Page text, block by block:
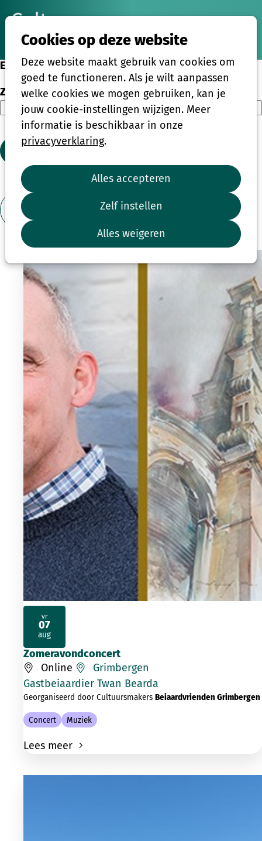
Cookies op deze website
Deze website maakt gebruik van cookies om
goed te functioneren. Als je wilt aanpassen
welke cookies we mogen gebruiken, kan je
jouw cookie-instellingen wijzigen. Meer
informatie is beschikbaar in onze
privacyverklaring.
Alles accepteren
Zelf instellen
Alles weigeren
Eenmalige activiteiten
Zoeken
Zoeken
2 3 4 ...
Zomeravondconcert
Online
Grimbergen
Gastbeiaardier Twan Bearda
Georganiseerd door Cultuursmakers Beiaardvrienden Grimbergen
Concert Muziek
Lees meer
vr
07
aug
2026